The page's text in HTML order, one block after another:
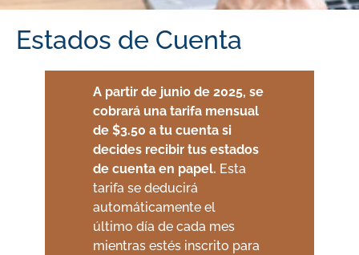
Estados de Cuenta
A partir de junio de 2025, se
cobrará una tarifa mensual
de $3.50 a tu cuenta si
decides recibir tus estados
de cuenta en papel. Esta
tarifa se deducirá
automáticamente el
último día de cada mes
mientras estés inscrito para